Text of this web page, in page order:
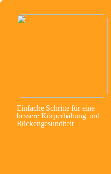
Einfache Schritte für eine
bessere Körperhaltung und
Rückengesundheit